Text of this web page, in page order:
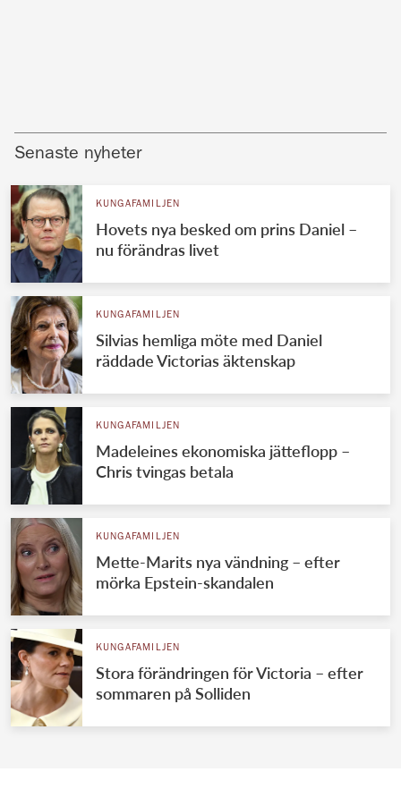
Senaste nyheter
KUNGAFAMILJEN
Hovets nya besked om prins Daniel –
nu förändras livet
KUNGAFAMILJEN
Silvias hemliga möte med Daniel
räddade Victorias äktenskap
KUNGAFAMILJEN
Madeleines ekonomiska jätteflopp –
Chris tvingas betala
KUNGAFAMILJEN
Mette-Marits nya vändning – efter
mörka Epstein-skandalen
KUNGAFAMILJEN
Stora förändringen för Victoria – efter
sommaren på Solliden